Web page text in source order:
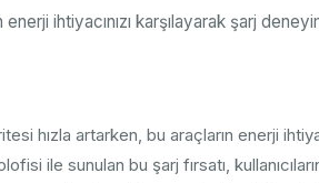
enerji ihtiyacınızı karşılayarak şarj
hızla artarken, bu araçların enerji
ile sunulan bu şarj fırsatı,